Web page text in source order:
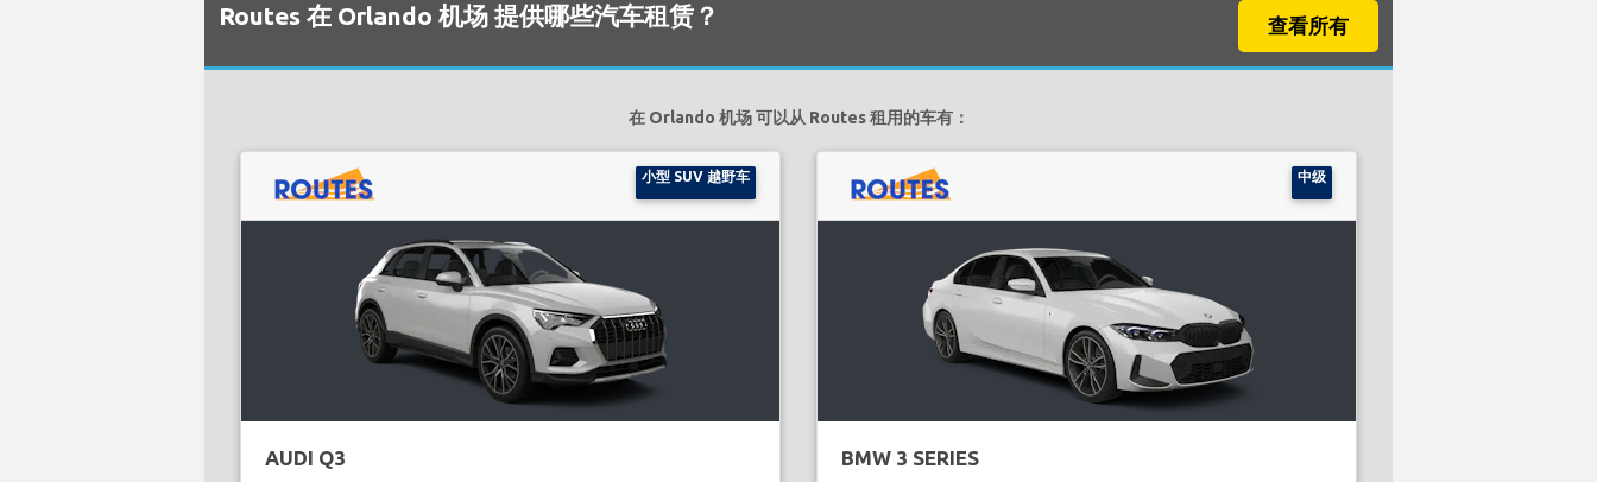
Routes 在 Orlando 机场 提供哪些汽车租赁？ 查看所有
在 Orlando 机场 可以从 Routes 租用的车有：
小型 SUV 越野车
AUDI Q3
中级
BMW 3 SERIES